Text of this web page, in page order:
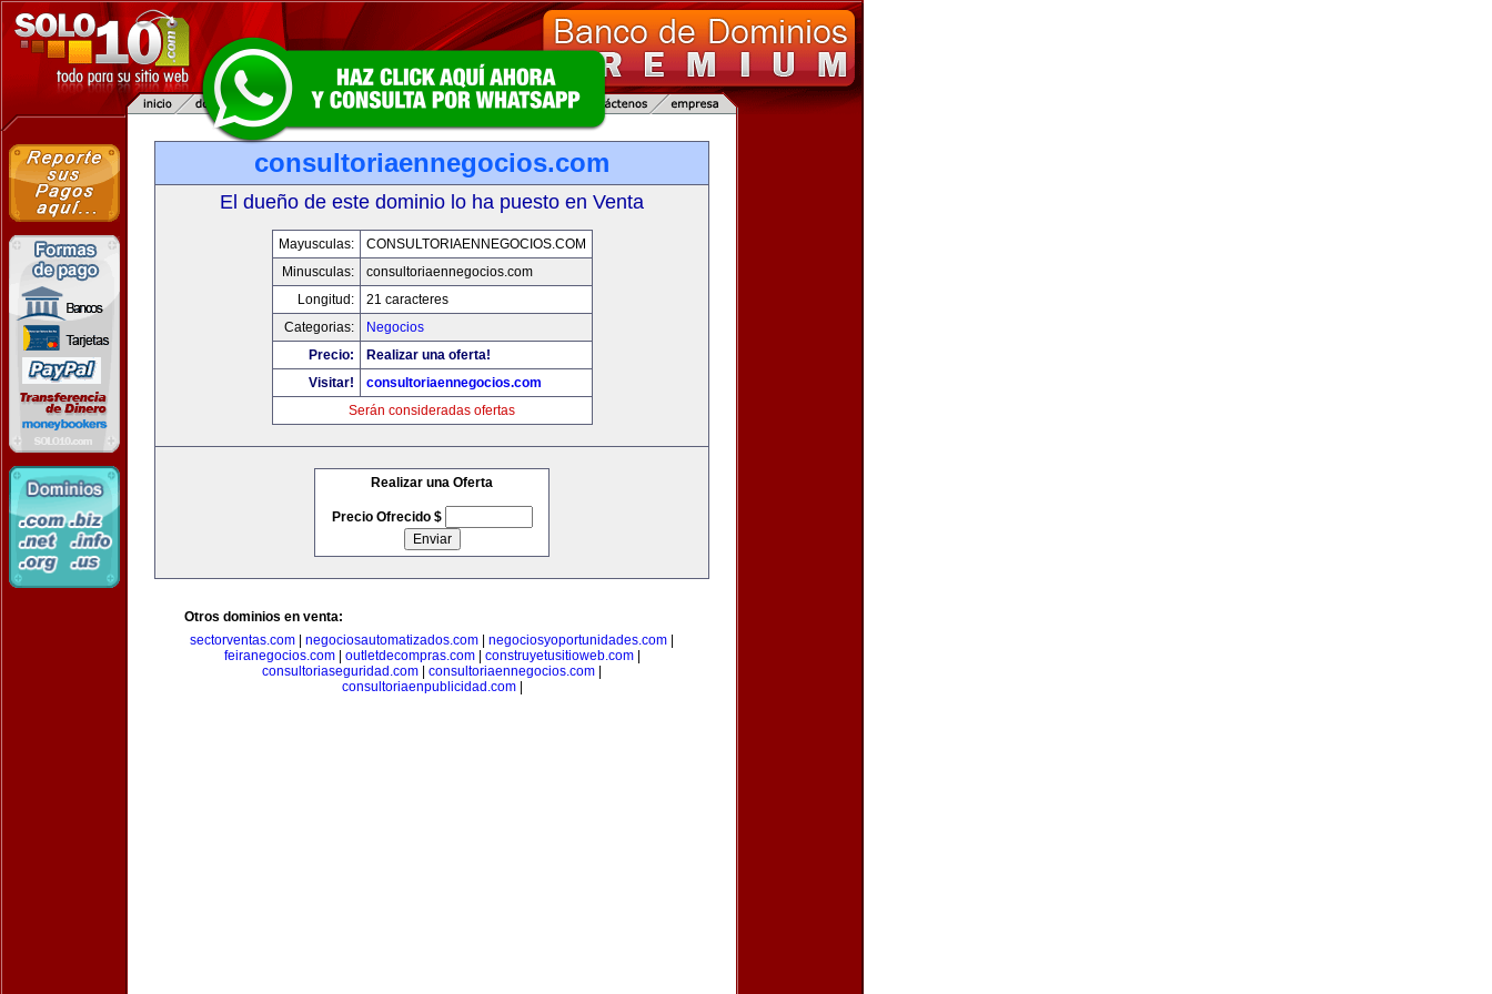
consultoriaennegocios.com
El dueño de este dominio lo ha puesto en Venta
Mayusculas:
CONSULTORIAENNEGOCIOS.COM
Minusculas:
consultoriaennegocios.com
Longitud:
21 caracteres
Categorias:
Negocios
Precio:
Realizar una oferta!
Visitar!
consultoriaennegocios.com
Serán consideradas ofertas
Realizar una Oferta
Precio Ofrecido $
Otros dominios en venta:
sectorventas.com
negociosautomatizados.com negociosyoportunidades.com
feiranegocios.com| outletdecompras.com| construyetusitioweb.com|
consultoriaseguridad.com
consultoriaennegocios.com
consultoriaenpublicidad.com|